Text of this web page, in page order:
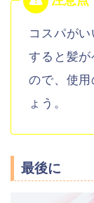
コスパが
すると髪
ので、使
ょう。
最後に